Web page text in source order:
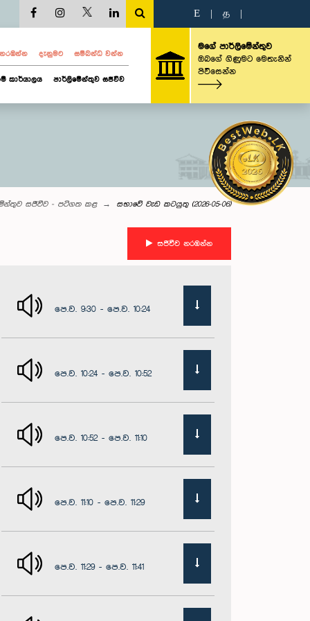
E த
දැනුමට සම්බන්ධ වන්න
කාර්යාලය පාර්ලිමේන්තුව සජීවීව
මගේ පාර්ලිමේන්තුව
ඔබගේ ගිණුමට මෙතැනින්
පිවිසෙන්න
සජීවීව - පටිගත කළ සභාවේ වැඩ කටයුතු (2026-05-06)
සජීවීව නරඹන්න
පෙ.ව. 9:30 - පෙ.ව. 10:24
පෙ.ව. 10:24 - පෙ.ව. 10:52
පෙ.ව. 10:52 - පෙ.ව. 11:10
පෙ.ව. 11:10 - පෙ.ව. 11:29
පෙ.ව. 11:29 - පෙ.ව. 11:41